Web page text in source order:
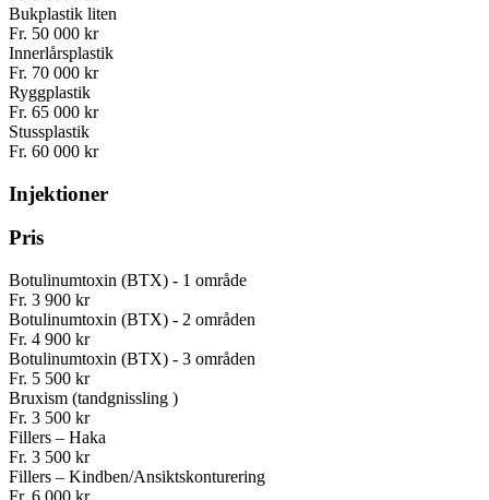
Bukplastik liten
Fr. 50 000 kr
Innerlårsplastik
Fr. 70 000 kr
Ryggplastik
Fr. 65 000 kr
Stussplastik
Fr. 60 000 kr
Injektioner
Pris
Botulinumtoxin (BTX) - 1 område
Fr. 3 900 kr
Botulinumtoxin (BTX) - 2 områden
Fr. 4 900 kr
Botulinumtoxin (BTX) - 3 områden
Fr. 5 500 kr
Bruxism (tandgnissling )
Fr. 3 500 kr
Fillers – Haka
Fr. 3 500 kr
Fillers – Kindben/Ansiktskonturering